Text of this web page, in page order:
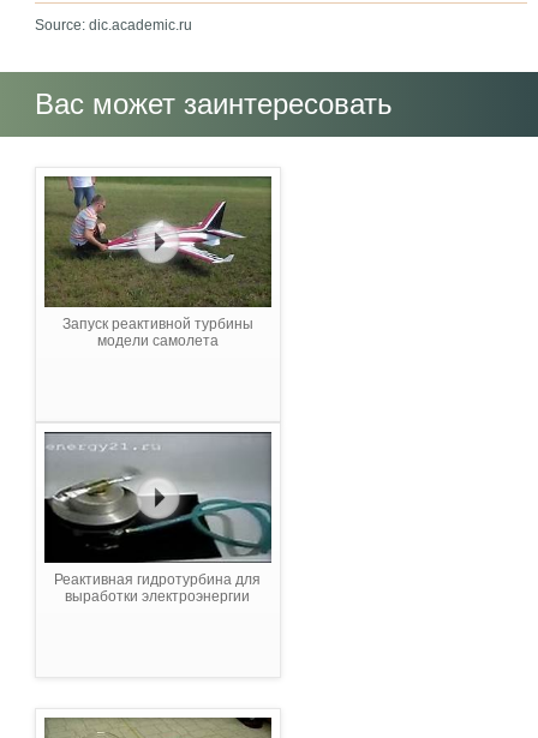
Source: dic.academic.ru
Вас может заинтересовать
Запуск реактивной турбины
модели самолета
Реактивная гидротурбина для
выработки электроэнергии